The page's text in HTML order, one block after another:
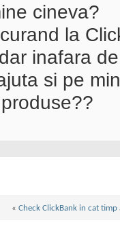
cineva?
la
inafara
si pe
« Check ClickBank in cat timp